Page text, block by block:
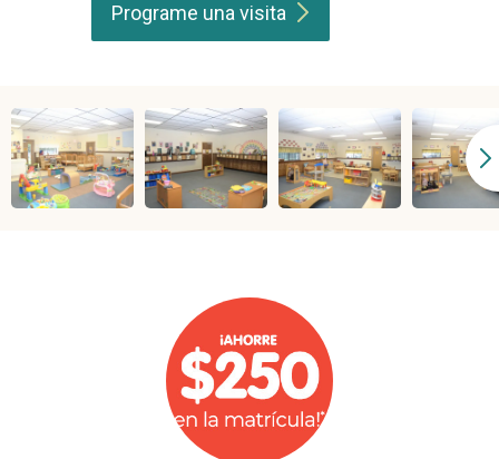
Programe unavisita